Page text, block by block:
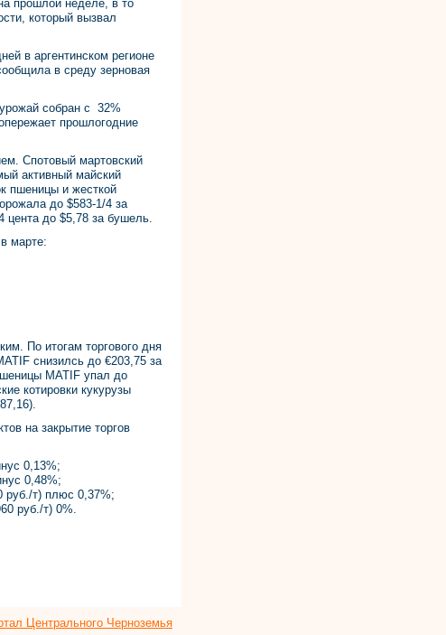
прошлой неделе, в то
который вызвал
в аргентинском регионе
в среду зерновая
собран с 32%
прошлогодние
Спотовый мартовский
активный майский
пшеницы и жесткой
до $583-1/4 за
до $5,78 за бушель.
марте:
По итогам торгового дня
снизилсь до €203,75 за
MATIF упал до
котировки кукурузы
на закрытие торгов
0,13%;
0,48%;
т) плюс 0,37%;
руб./т) 0%.
Центрального Черноземья